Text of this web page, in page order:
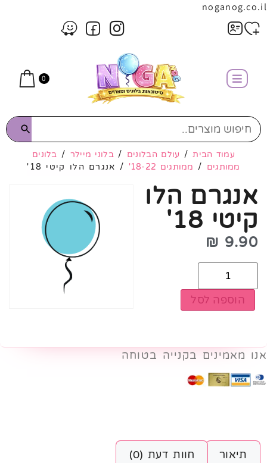
noganog.co.il
0
עמוד הבית/ עולם הבלונים /בלוני מיילר / בלונים
ממותגים / ממותגים 18-22' / אנגרם הלו קיטי 18'
אנגרם הלו
קיטי 18'
9.90
₪
הוספה לסל
אנו מאמינים בקנייה בטוחה
תיאור חוות דעת (0)